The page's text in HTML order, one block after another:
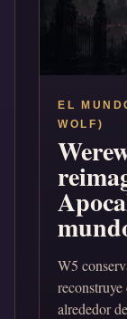
EL
WOLF)
W5
alrededor